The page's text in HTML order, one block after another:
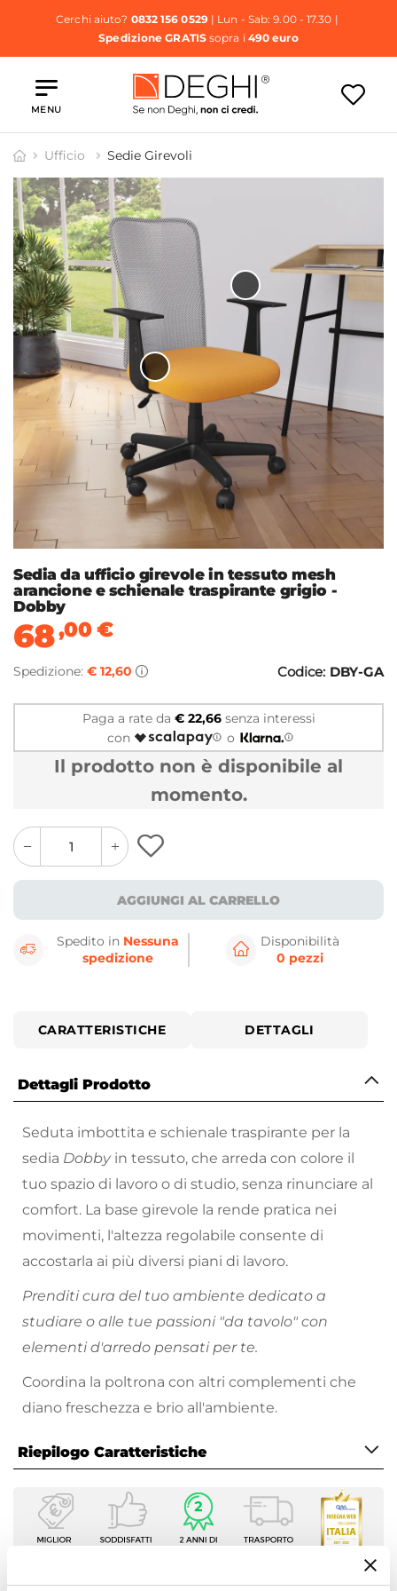
Cerchi aiuto? 0832 156 0529| Lun - Sab: 9.00 - 17.30 |
Spedizione GRATISsopra i 490 euro
MENU
Ufficio Sedie Girevoli
Sedia da ufficio girevole in tessuto mesh
arancione e schienale traspirante grigio -
Dobby
68,00€
Spedizione: € 12,60 Codice: DBY-GA
Paga a rate da € 22,66senza interessi
con
o
Il prodotto non è disponibile al
momento.
quantity
button
quantity
minus
button
AGGIUNGI AL CARRELLO
Spedito in Nessuna
spedizione
Disponibilità
0 pezzi
CARATTERISTICHE DETTAGLI
Dettagli Prodotto
Seduta imbottita e schienale traspirante per la
sedia Dobby in tessuto, che arreda con colore il
tuo spazio di lavoro o di studio, senza rinunciare al
comfort. La base girevole la rende pratica nei
movimenti, l'altezza regolabile consente di
accostarla ai più diversi piani di lavoro.
Prenditi cura del tuo ambiente dedicato a
studiare o alle tue passioni "da tavolo" con
elementi d'arredo pensati per te.
Coordina la poltrona con altri complementi che
diano freschezza e brio all'ambiente.
Riepilogo Caratteristiche
Caratteristiche
Tipologia
Sedia girevole